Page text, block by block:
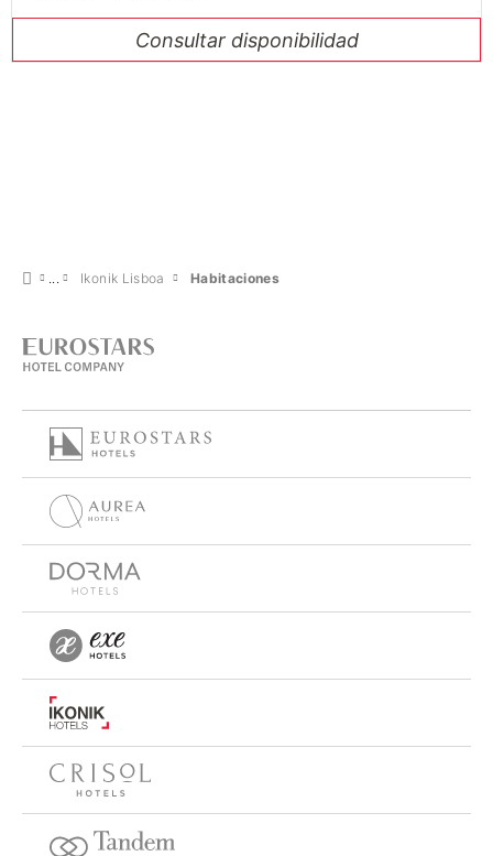
Consultar disponibilidad
Ikonik Lisboa Habitaciones